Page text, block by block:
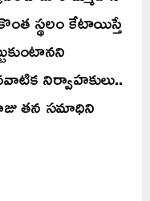
స్థలం కేటాయిస్తే
నిర్వాహకులు..
తన సమాధిని